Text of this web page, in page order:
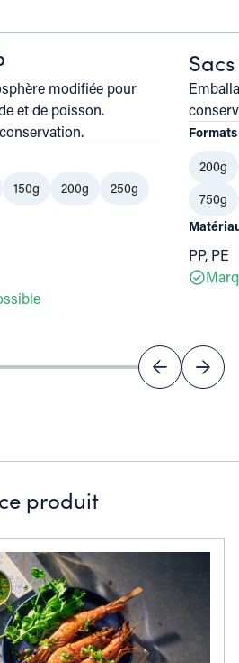
modifiée pour
et de poisson.
150g 200g
250g
200g
750g
PP, PE
produit